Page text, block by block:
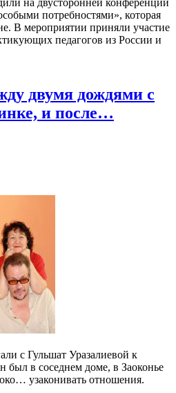
потребностями», которая
В мероприятии приняли участие
педагогов из России и
двумя дождями с
и после…
с Гульшат Уразалиевой к
был в соседнем доме, в Заоконье
узаконивать отношения.